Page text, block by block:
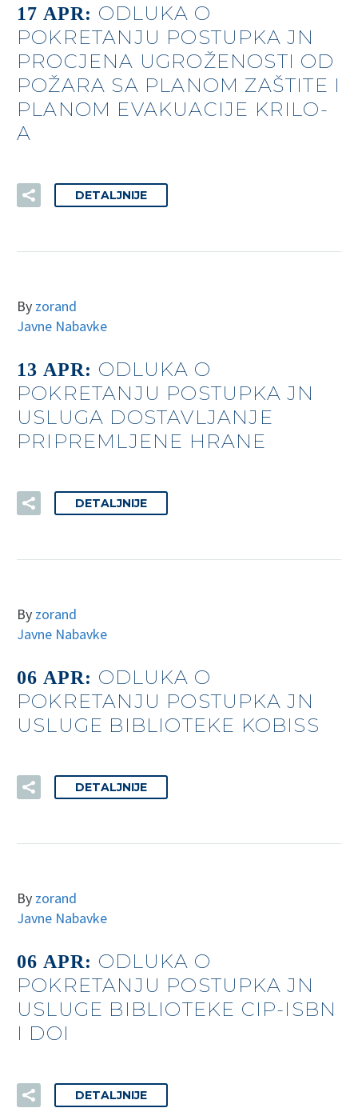
17 APR: ODLUKA O
POKRETANJU POSTUPKA JN
PROCJENA UGROŽENOSTI OD
POŽARA SA PLANOM ZAŠTITE I
PLANOM EVAKUACIJE KRILO-
A
DETALJNIJE
By zorand
Javne Nabavke
13 APR: ODLUKA O
POKRETANJU POSTUPKA JN
USLUGA DOSTAVLJANJE
PRIPREMLJENE HRANE
DETALJNIJE
By zorand
Javne Nabavke
06 APR: ODLUKA O
POKRETANJU POSTUPKA JN
USLUGE BIBLIOTEKE KOBISS
DETALJNIJE
By zorand
Javne Nabavke
06 APR: ODLUKA O
POKRETANJU POSTUPKA JN
USLUGE BIBLIOTEKE CIP-ISBN
I DOI
DETALJNIJE